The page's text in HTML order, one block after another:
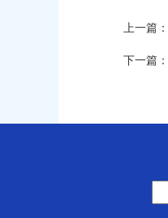
上一篇：
下一篇：